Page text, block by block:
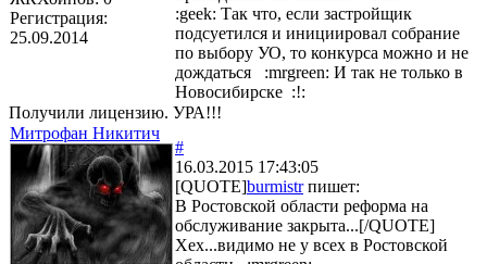
Регистрация:
25.09.2014
:geek: Так что, если застройщик
подсуетился и инициировал собрание
по выбору УО, то конкурса можно и не
дождаться :mrgreen: И так не только в
Новосибирске :!:
Получили лицензию. УРА!!!
Митрофан Никитич
#
16.03.2015 17:43:05
[QUOTE]burmistrпишет:
В Ростовской области реформа на
обслуживание закрыта...[/QUOTE]
Хех...видимо не у всех в Ростовской